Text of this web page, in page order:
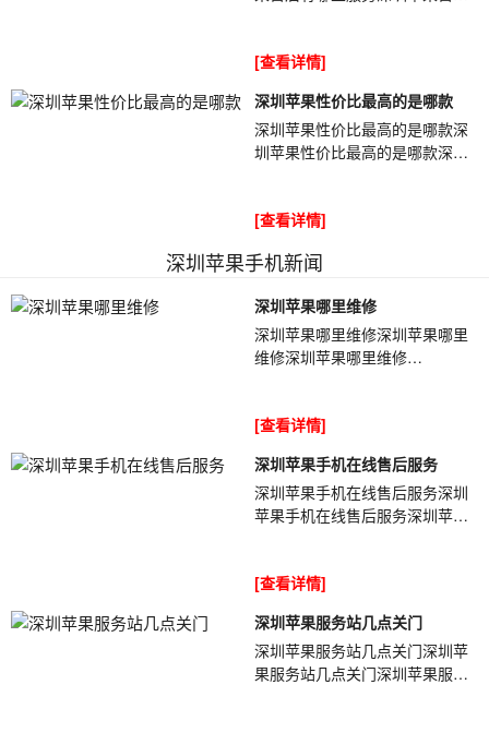
苹果手机一...
[查看详情]
深圳苹果性价比最高的是哪款
深圳苹果性价比最高的是哪款深
圳苹果性价比最高的是哪款深圳
款最贵苹果...
[查看详情]
深圳苹果手机新闻
深圳苹果哪里维修
深圳苹果哪里维修深圳苹果哪里
维修深圳苹果哪里维修
尽量放下手机让其冷却...
[查看详情]
深圳苹果手机在线售后服务
深圳苹果手机在线售后服务深圳
苹果手机在线售后服务深圳苹果
无法充电是无...
[查看详情]
深圳苹果服务站几点关门
深圳苹果服务站几点关门深圳苹
果服务站几点关门深圳苹果服务